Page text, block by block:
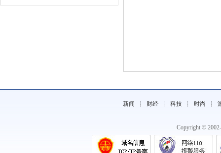
新闻 ┊ 财经 ┊科技 ┊ 时尚 ┊
Copyright ©